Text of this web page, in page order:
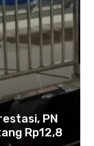
PN
Rp12,8